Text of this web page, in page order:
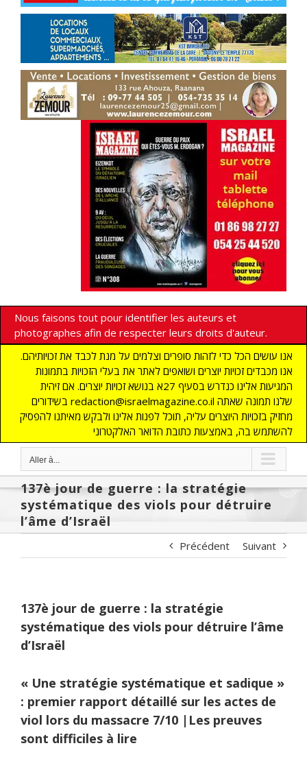
Nous faisons tout pour identifier les auteurs et
photographes afin de respecter leurs droits d'auteur.
אנו עושים הכל כדי לזהות סופרים וצלמים על מנת לכבד את זכויותיהם.
אנו מכבדים זכויות יוצרים ושואפים לאתר את בעלי הזכויות בתמונות
המגיעות אלינו כנדרש בסעיף 27א בנושא זכויות יוצרים. אם זיהית
בשידורים redaction@israelmagazine.co.il שלנו תמונה שאתה
מחזיק בזכויות היוצרים עליה, תוכל לפנות אלינו ולבקש מאיתנו להפסיק
להשתמש בה, באמצעות כתובת הדואר האלקטרוני
Aller à...
137è jour de guerre : la stratégie
systématique des viols pour détruire
l’âme d’Israël
Précédent Suivant
137è jour de guerre : la stratégie
systématique des viols pour détruire l’âme
d’Israël
« Une stratégie systématique et sadique »
: premier rapport détaillé sur les actes de
viol lors du massacre 7/10 |Les preuves
sont difficiles à lire